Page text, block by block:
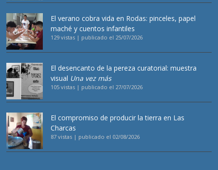
El verano cobra vida en Rodas: pinceles, papel
maché y cuentos infantiles
129 vistas | publicado el 25/07/2026
El desencanto de la pereza curatorial: muestra
visual Una vez más
105 vistas | publicado el 27/07/2026
El compromiso de producir la tierra en Las
Charcas
87 vistas | publicado el 02/08/2026